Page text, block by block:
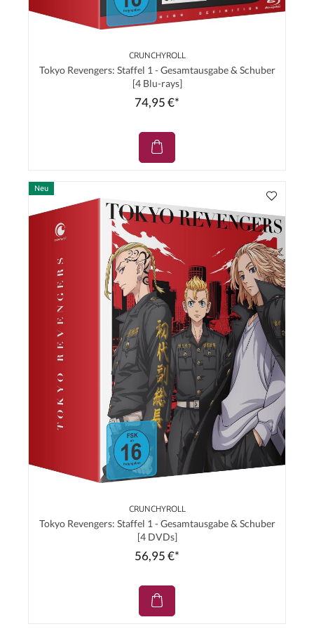
CRUNCHYROLL
Tokyo Revengers: Staffel 1 - Gesamtausgabe & Schuber
[4 Blu-rays]
74,95 €*
Neu
CRUNCHYROLL
Tokyo Revengers: Staffel 1 - Gesamtausgabe & Schuber
[4 DVDs]
56,95 €*